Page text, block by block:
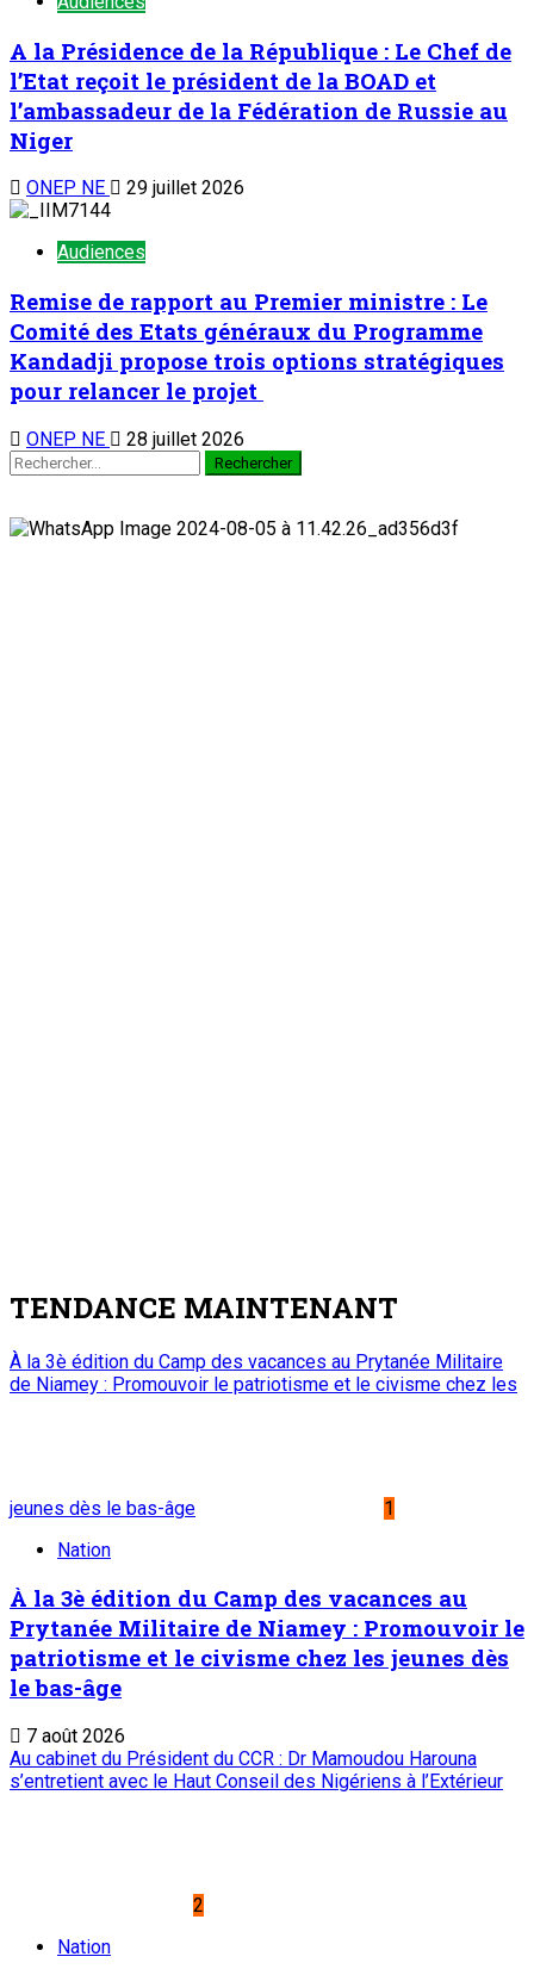
A la Présidence de la République : Le Chef de
l’Etat reçoit le président de la BOAD et
l’ambassadeur de la Fédération de Russie au
Niger
ONEP NE 29 juillet 2026
Audiences
Remise de rapport au Premier ministre : Le
Comité des Etats généraux du Programme
Kandadji propose trois options stratégiques
pour relancer le projet
ONEP NE
28 juillet 2026
Rechercher :
TENDANCE MAINTENANT
À la 3è édition du Camp des vacances au Prytanée Militaire
de Niamey : Promouvoir le patriotisme et le civisme chez les
jeunes dès le bas-âge
1
Nation
À la 3è édition du Camp des vacances au
Prytanée Militaire de Niamey : Promouvoir le
patriotisme et le civisme chez les jeunes dès
le bas-âge
7 août 2026
Au cabinet du Président du CCR : Dr Mamoudou Harouna
s’entretient avec le Haut Conseil des Nigériens à l’Extérieur
2
Nation